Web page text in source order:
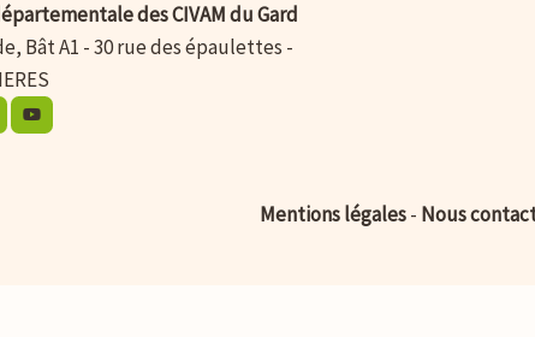
des CIVAM du Gard
Bât A1 - 30 rue des épaulettes -
Mentions légales- Nous